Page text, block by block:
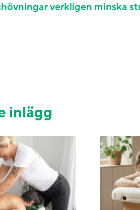
verkligen minska
inlägg